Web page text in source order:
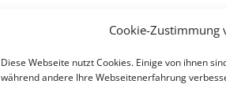
Cookie-Zustimmung
Diese Webseite nutzt Cookies. Einige von ihnen
während andere Ihre Webseitenerfahrung